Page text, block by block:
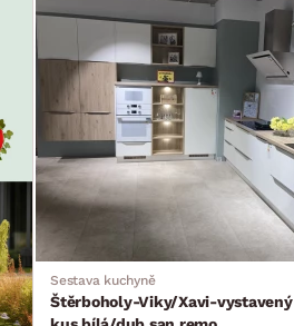
Sestava kuchyně
Štěrboholy-Viky/Xavi-vystavený